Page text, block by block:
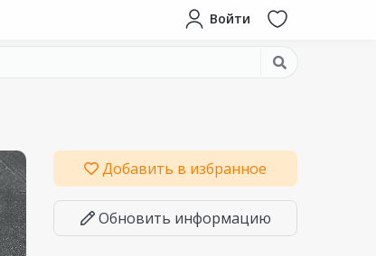
Войти
Добавить в избранное
Обновить информацию